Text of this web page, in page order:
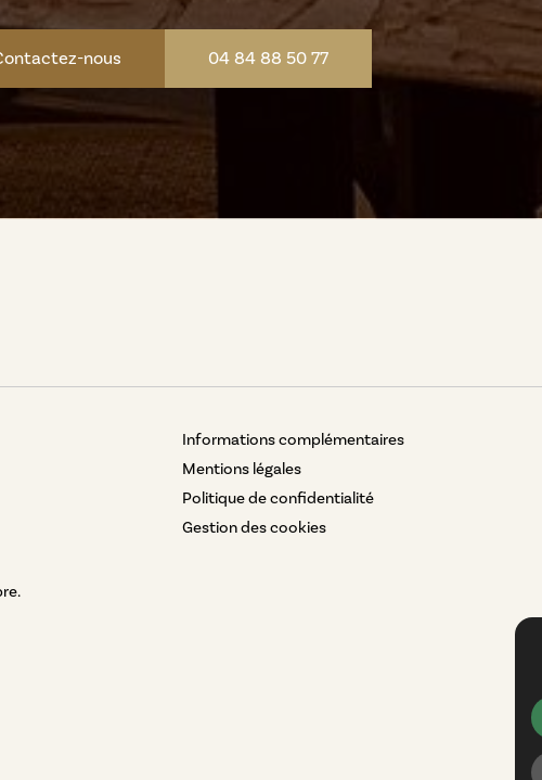
Contactez-nous 04 84 88 50 77
Informations complémentaires
Mentions légales
Politique de confidentialité
Gestion des cookies